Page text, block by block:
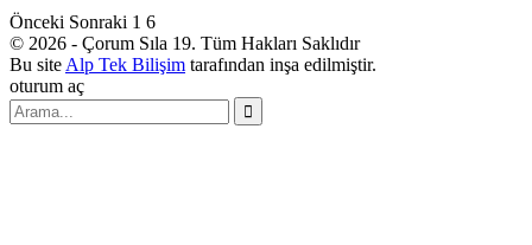
Önceki Sonraki 1 6
© 2026 - Çorum Sıla 19. Tüm Hakları Saklıdır
Bu site Alp Tek Bilişim tarafından inşa edilmiştir.
oturum aç